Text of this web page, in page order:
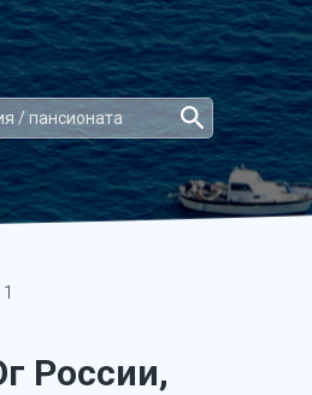
России,